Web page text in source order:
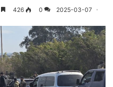
2025-03-07
0
426